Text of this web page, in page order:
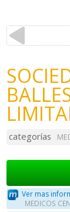
categorías
Ver mas
MEDICOS